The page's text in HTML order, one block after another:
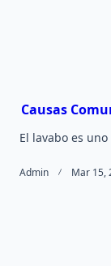
Causas
El lavabo es
Admin Mar 15,